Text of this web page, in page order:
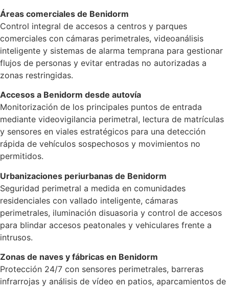
Áreas comerciales de Benidorm
Control integral de accesos a centros y parques
comerciales con cámaras perimetrales, videoanálisis
inteligente y sistemas de alarma temprana para gestionar
flujos de personas y evitar entradas no autorizadas a
zonas restringidas.
Accesos a Benidorm desde autovía
Monitorización de los principales puntos de entrada
mediante videovigilancia perimetral, lectura de matrículas
y sensores en viales estratégicos para una detección
rápida de vehículos sospechosos y movimientos no
permitidos.
Urbanizaciones periurbanas de Benidorm
Seguridad perimetral a medida en comunidades
residenciales con vallado inteligente, cámaras
perimetrales, iluminación disuasoria y control de accesos
para blindar accesos peatonales y vehiculares frente a
intrusos.
Zonas de naves y fábricas en Benidorm
Protección 24/7 con sensores perimetrales, barreras
infrarrojas y análisis de vídeo en patios, aparcamientos de